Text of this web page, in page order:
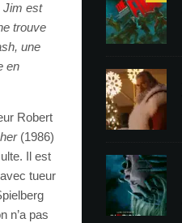
Jim est
trouve
une
en
Robert
(1986)
Il est
tueur
n’a pas